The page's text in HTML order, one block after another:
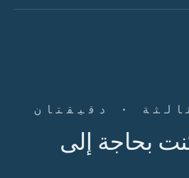
· دقيقتان
بحاجة إلى